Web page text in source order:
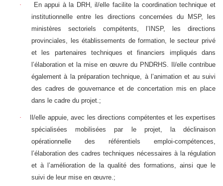
·
En appui à la DRH, il/elle facilite la coordination technique et
institutionnelle entre les directions concernées du MSP, les
ministères sectoriels compétents, l’INSP, les directions
provinciales, les établissements de formation, le secteur privé
et les partenaires techniques et financiers impliqués dans
l’élaboration et la mise en œuvre du PNDRHS. Il/elle contribue
également à la préparation technique, à l’animation et au suivi
des cadres de gouvernance et de concertation mis en place
dans le cadre du projet.;
·
Il/elle appuie, avec les directions compétentes et les expertises
spécialisées mobilisées par le projet, la déclinaison
opérationnelle des référentiels emploi-compétences,
l’élaboration des cadres techniques nécessaires à la régulation
et à l’amélioration de la qualité des formations, ainsi que le
suivi de leur mise en œuvre.;